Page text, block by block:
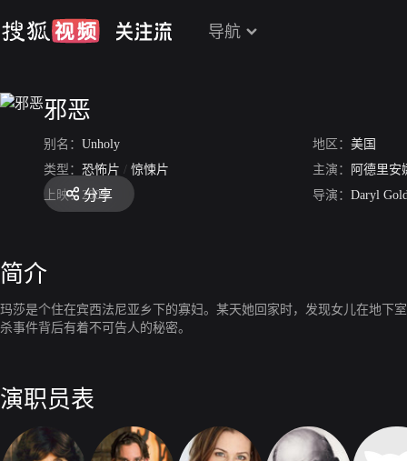
导航
邪恶
别名： Unholy 地区： 美国
类型： 恐怖片 / 惊悚片 主演：
阿德里安
上映： 2007 导演： Daryl
分享
简介
玛莎是个住在宾西法尼亚乡下的寡妇。某天她回家时，发现女儿在地下
杀事件背后有着不可告人的秘密。
演职员表